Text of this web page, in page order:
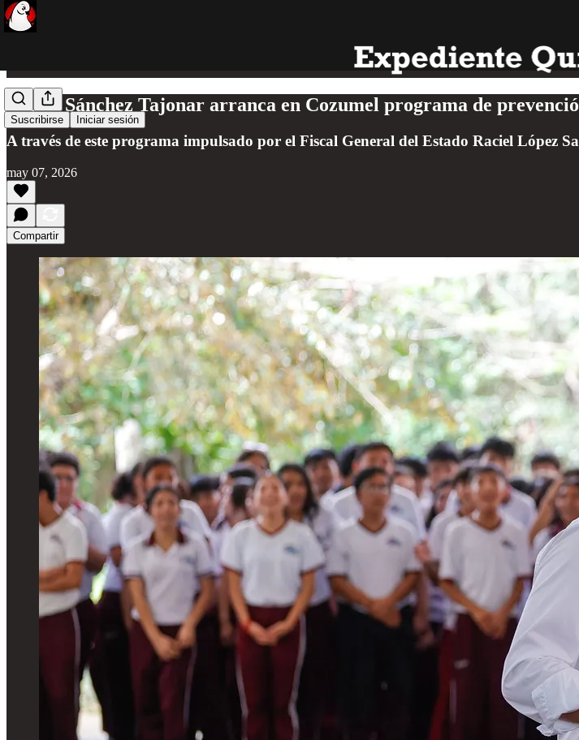
Suscribirse Iniciar sesión
Renán Sánchez Tajonar arranca en Cozumel programa de
A través de este programa impulsado por el Fiscal General del Estado Raciel López
may 07, 2026
Compartir